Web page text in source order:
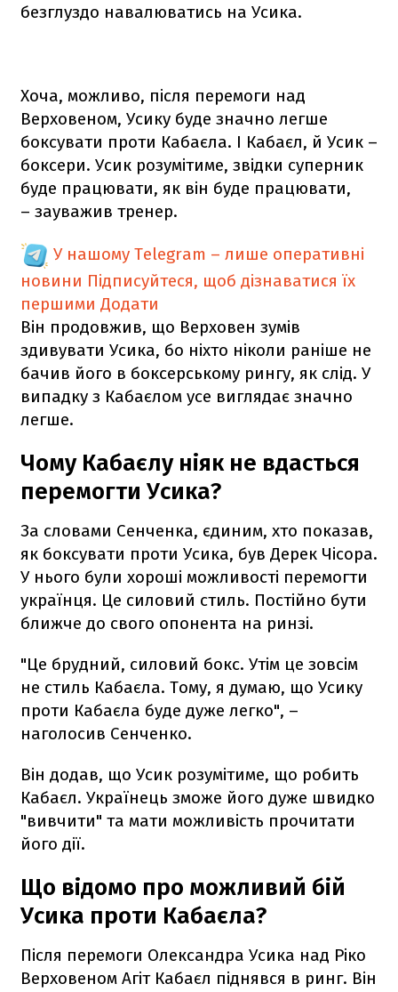
безглуздо навалюватись на Усика.
Хоча, можливо, після перемоги над
Верховеном, Усику буде значно легше
боксувати проти Кабаєла. І Кабаєл, й Усик –
боксери. Усик розумітиме, звідки суперник
буде працювати, як він буде працювати,
– зауважив тренер.
У нашому Telegram – лише оперативні
новини Підписуйтеся, щоб дізнаватися їх
першими Додати
Він продовжив, що Верховен зумів
здивувати Усика, бо ніхто ніколи раніше не
бачив його в боксерському рингу, як слід. У
випадку з Кабаєлом усе виглядає значно
легше.
Чому Кабаєлу ніяк не вдасться
перемогти Усика?
За словами Сенченка, єдиним, хто показав,
як боксувати проти Усика, був Дерек Чісора.
У нього були хороші можливості перемогти
українця. Це силовий стиль. Постійно бути
ближче до свого опонента на ринзі.
"Це брудний, силовий бокс. Утім це зовсім
не стиль Кабаєла. Тому, я думаю, що Усику
проти Кабаєла буде дуже легко", –
наголосив Сенченко.
Він додав, що Усик розумітиме, що робить
Кабаєл. Українець зможе його дуже швидко
"вивчити" та мати можливість прочитати
його дії.
Що відомо про можливий бій
Усика проти Кабаєла?
Після перемоги Олександра Усика над Ріко
Верховеном Агіт Кабаєл піднявся в ринг. Він